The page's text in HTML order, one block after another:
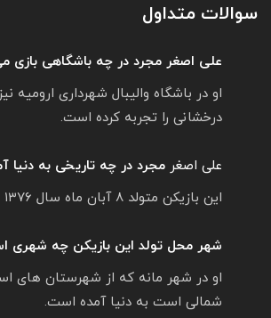
سوالات متداول
علی اصغر مجرد در چه باشگاهی بازی
او در باشگاه والیبال شهرداری ارومیه
درخشانی را تجربه کرده است.
علی اصغر مجرد در چه تاریخی به دنیا
این بازیکن متولد ۸ آبان ماه سال ۱۳۷۶ است.
شهر محل تولد این بازیکن چه شهری
او در شهر مانه که از شهرستان های
شمالی است به دنیا آمده است.